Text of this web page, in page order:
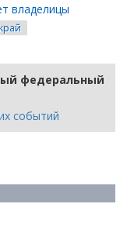
владелицы
федеральный
событий